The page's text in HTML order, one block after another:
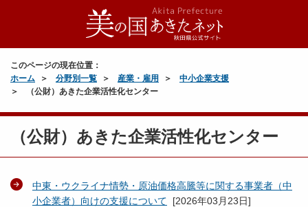
このページの現在位置：
ホーム
分野別一覧 産業・雇用
中小企業支援
（公財）あきた企業活性化センター
（公財）あきた企業活性化センター
中東・ウクライナ情勢・原油価格高騰等に関する事業者（中
小企業者）向けの支援について [2026年03月23日]